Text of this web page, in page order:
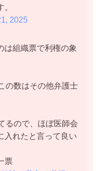
2025
は組織票で利権の象
の数はその他弁護士
るので、ほぼ医師会
入れたと言って良い
票